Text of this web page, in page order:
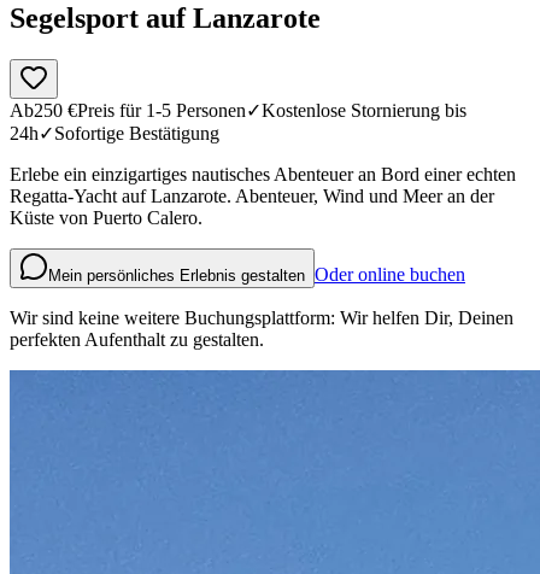
Segelsport auf Lanzarote
Ab250 €Preis für 1-5 Personen✓Kostenlose Stornierung bis
24h✓Sofortige Bestätigung
Erlebe ein einzigartiges nautisches Abenteuer an Bord einer echten
Regatta-Yacht auf Lanzarote. Abenteuer, Wind und Meer an der
Küste von Puerto Calero.
Mein persönliches Erlebnis gestalten Oder online buchen
Wir sind keine weitere Buchungsplattform: Wir helfen Dir, Deinen
perfekten Aufenthalt zu gestalten.